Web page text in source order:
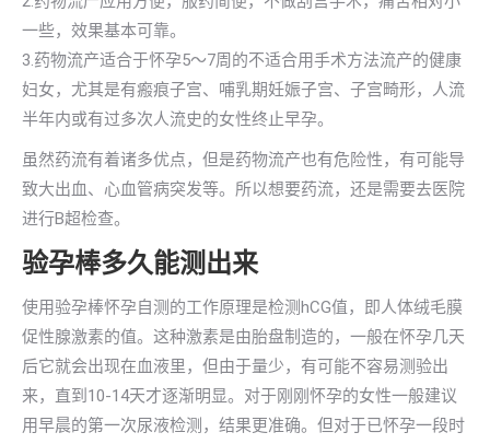
一些，效果基本可靠。
3.药物流产适合于怀孕5～7周的不适合用手术方法流产的健康
妇女，尤其是有瘢痕子宫、哺乳期妊娠子宫、子宫畸形，人流
半年内或有过多次人流史的女性终止早孕。
虽然药流有着诸多优点，但是药物流产也有危险性，有可能导
致大出血、心血管病突发等。所以想要药流，还是需要去医院
进行B超检查。
验孕棒多久能测出来
使用验孕棒怀孕自测的工作原理是检测hCG值，即人体绒毛膜
促性腺激素的值。这种激素是由胎盘制造的，一般在怀孕几天
后它就会出现在血液里，但由于量少，有可能不容易测验出
来，直到10-14天才逐渐明显。对于刚刚怀孕的女性一般建议
用早晨的第一次尿液检测，结果更准确。但对于已怀孕一段时